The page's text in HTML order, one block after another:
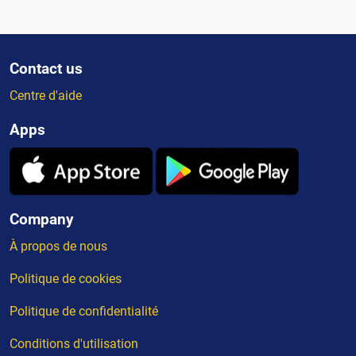
Contact us
Centre d'aide
Apps
Company
À propos de nous
Politique de cookies
Politique de confidentialité
Conditions d'utilisation